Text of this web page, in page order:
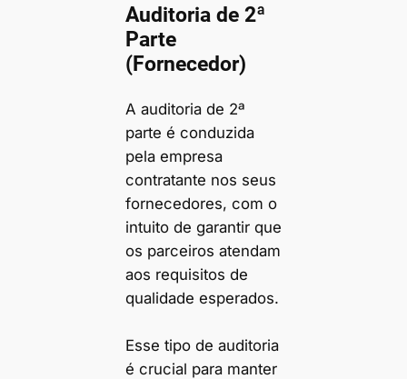
Auditoria de 2ª
Parte
(Fornecedor)
A auditoria de 2ª
parte é conduzida
pela empresa
contratante nos seus
fornecedores, com o
intuito de garantir que
os parceiros atendam
aos requisitos de
qualidade esperados.
Esse tipo de auditoria
é crucial para manter